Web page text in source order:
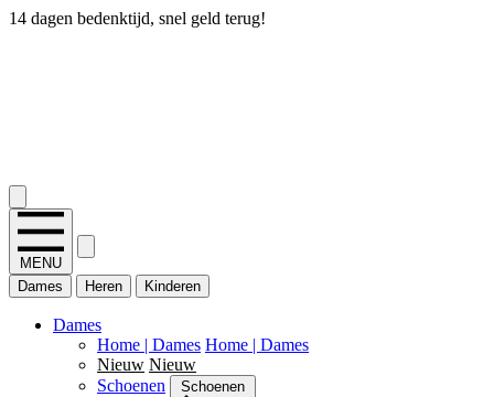
14 dagen bedenktijd, snel geld terug!
MENU
Dames
Heren Kinderen
Dames
Home | Dames Home | Dames
Nieuw Nieuw
Schoenen
Schoenen